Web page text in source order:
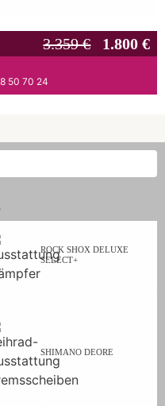
3.359 € 1.800 €
50 70 24
ROCK SHOX DELUXE
SELECT+
SHIMANO DEORE